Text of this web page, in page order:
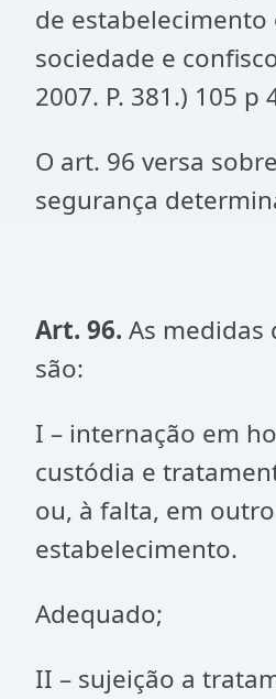
de estabelecimento
sociedade e
2007. P. 381.) 105 p
O art. 96 versa
segurança
Art. 96. As medidas
são:
I – internação em
custódia e
ou, à falta, em outro
estabelecimento.
Adequado;
II – sujeição a